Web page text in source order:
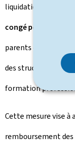
liquidation d'une
congé pour raisons
parents d'enfants
des structures
formation
Cette mesure vise à
remboursement